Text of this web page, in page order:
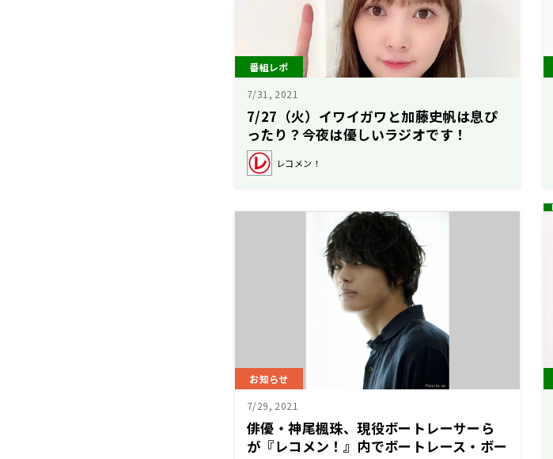
番組レポ
7/31, 2021
7/27（火）イワイガワと加藤史帆は息ぴ
ったり？今夜は優しいラジオです！
レコメン！
お知らせ
7/29, 2021
俳優・神尾楓珠、現役ボートレーサーら
が『レコメン！』内でボートレース・ボー